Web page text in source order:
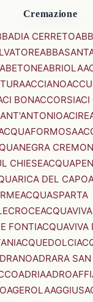
Cremazione
CERRETO
ABETONEABRIOLA
ACCIANO
BONACCORSIACI
CHIESE
DEL CAPO
ACQUASPARTA
FONTIACQUAVIVA
ACQUEDOLCI
ADRARA
ADRIAADROAFFI
AGEROLAAGGIUS